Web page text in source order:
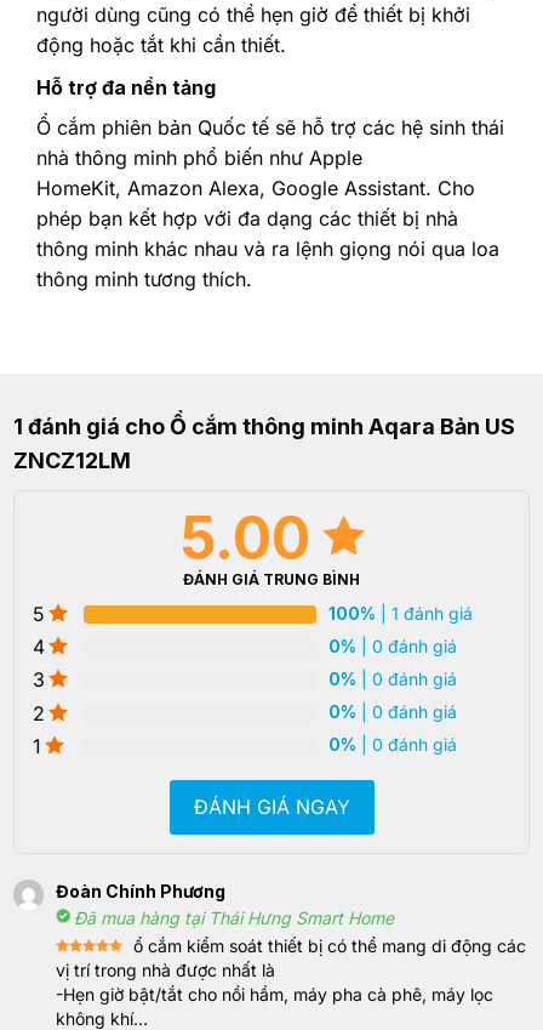
người dùng cũng có thể hẹn giờ để thiết bị khởi
động hoặc tắt khi cần thiết.
Hỗ trợ đa nền tảng
Ổ cắm phiên bản Quốc tế sẽ hỗ trợ các hệ sinh thái
nhà thông minh phổ biến như Apple
HomeKit, Amazon Alexa, Google Assistant. Cho
phép bạn kết hợp với đa dạng các thiết bị nhà
thông minh khác nhau và ra lệnh giọng nói qua loa
thông minh tương thích.
1 đánh giá choỔ cắm thông minh Aqara Bản US
ZNCZ12LM
5.00
ĐÁNH GIÁ TRUNG BÌNH
5 100% | 1 đánh giá
4 0% | 0 đánh giá
3 0% | 0 đánh giá
2 0% | 0 đánh giá
1 0% | 0 đánh giá
ĐÁNH GIÁ NGAY
Đoàn Chính Phương
Đã mua hàng tại Thái Hưng Smart Home
Rated5
out of 5
ổ cắm kiểm soát thiết bị có thể mang di động các
vị trí trong nhà được nhất là
-Hẹn giờ bật/tắt cho nồi hầm, máy pha cà phê, máy lọc
không khí…